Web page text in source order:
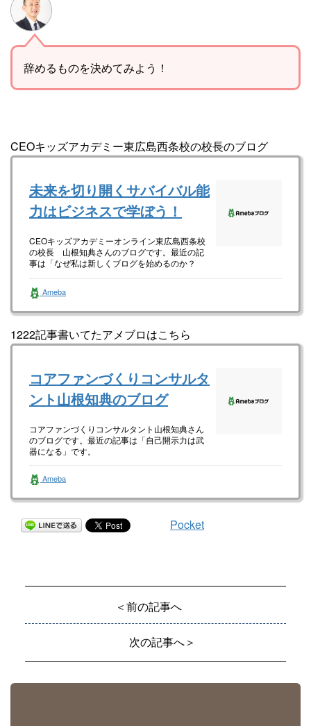
辞めるものを決めてみよう！
CEOキッズアカデミー東広島西条校の校長のブログ
未来を切り開くサバイバル能
力はビジネスで学ぼう！
CEOキッズアカデミーオンライン東広島西条校
の校長 山根知典さんのブログです。最近の記
事は「なぜ私は新しくブログを始めるのか？
Ameba
1222記事書いてたアメブロはこちら
コアファンづくりコンサルタ
ント山根知典のブログ
コアファンづくりコンサルタント山根知典さん
のブログです。最近の記事は「自己開示力は武
器になる」です。
Ameba
Pocket
＜前の記事へ
次の記事へ＞